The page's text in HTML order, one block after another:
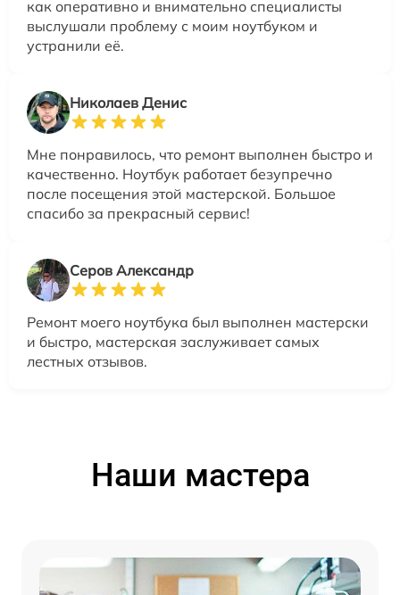
как оперативно и внимательно специалисты
выслушали проблему с моим ноутбуком и
устранили её.
Николаев Денис
Мне понравилось, что ремонт выполнен быстро и
качественно. Ноутбук работает безупречно
после посещения этой мастерской. Большое
спасибо за прекрасный сервис!
Серов Александр
Ремонт моего ноутбука был выполнен мастерски
и быстро, мастерская заслуживает самых
лестных отзывов.
Наши мастера